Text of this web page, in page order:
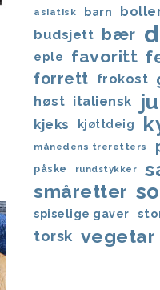
asiatisk barn
budsjett bær
eple favoritt
forrett frokost
høst italiensk
kjeks
kjøttdeig
månedens treretters
påske rundstykker
småretter
spiselige gaver
torsk vegetar